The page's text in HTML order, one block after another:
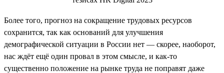
Более того, прогноз на сокращение трудовых ресурсов
сохранится, так как оснований для улучшения
демографической ситуации в России нет — скорее, наоборот,
нас ждёт ещё один провал в этом смысле, и как-то
существенно положение на рынке труда не поправят даже